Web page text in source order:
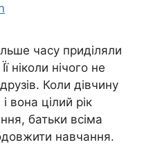
часу приділяли
ніколи нічого не
Коли дівчину
вона цілий рік
батьки всіма
навчання.